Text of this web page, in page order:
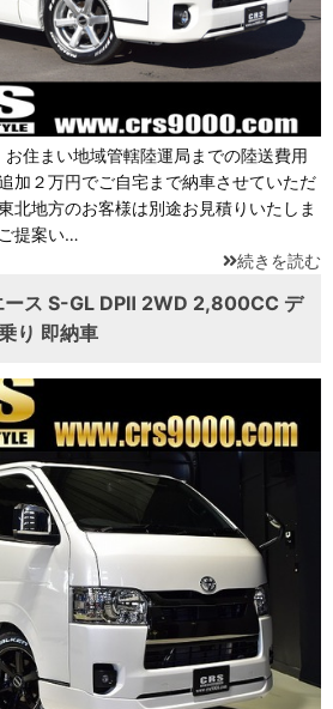
住まい地域管轄陸運局までの陸送費用
加２万円でご自宅まで納車させていただ
北地方のお客様は別途お見積りいたしま
提案い…
続きを読む
ース S-GL DPⅡ 2WD 2,800CC デ
り 即納車